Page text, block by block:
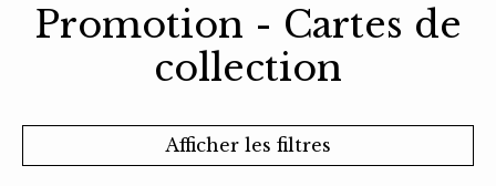
Promotion - Cartes de
collection
Afficher les filtres